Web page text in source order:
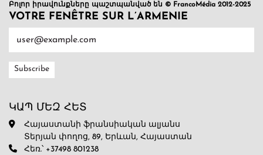
Բոլոր իրավունքները պաշտպանված են © FrancoMédia 2012-2025
VOTRE FENÊTRE SUR L’ARMENIE
ԿԱՊ ՄԵԶ ՀԵՏ
Հայաստանի ֆրանսիական ալյանս
Տերյան փողոց, 89, Երևան, Հայաստան
Հեռ.՝ +37498 801238